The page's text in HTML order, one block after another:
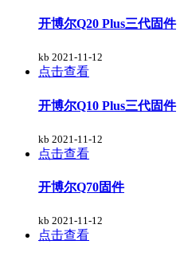
开博尔Q20 Plus三代固件
kb 2021-11-12
点击查看
开博尔Q10 Plus三代固件
kb 2021-11-12
点击查看
开博尔Q70固件
kb 2021-11-12
点击查看